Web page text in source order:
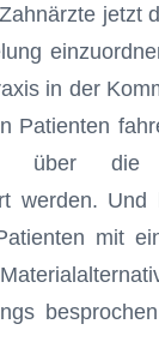
jetzt
in der
Patienten
über die
werden.
mit